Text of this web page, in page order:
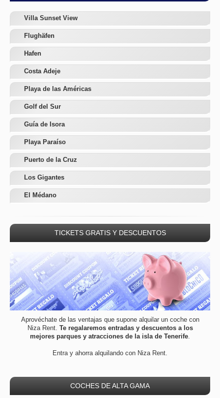
Villa Sunset View
Flughäfen
Hafen
Costa Adeje
Playa de las Américas
Golf del Sur
Guía de Isora
Playa Paraíso
Puerto de la Cruz
Los Gigantes
El Médano
TICKETS GRATIS Y DESCUENTOS
Aprovéchate de las ventajas que supone alquilar un coche con
Niza Rent. Te regalaremos entradas y descuentos a los
mejores parques y atracciones de la isla de Tenerife.
Entra y ahorra alquilando con Niza Rent.
COCHES DE ALTA GAMA